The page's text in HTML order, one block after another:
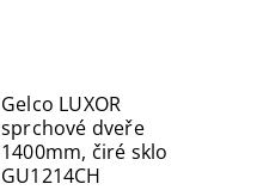
Gelco LUXOR
sprchové dveře
1400mm, čiré sklo
GU1214CH